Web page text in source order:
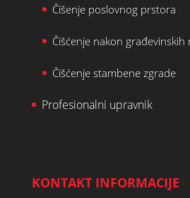
Čišenje poslovnog prstora
Čišćenje nakon građevinskih
Čišćenje stambene zgrade
Profesionalni upravnik
KONTAKT INFORMACIJE